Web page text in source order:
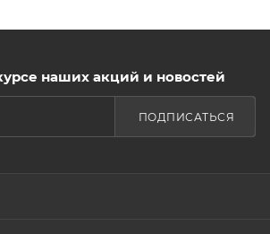
наших акций и новостей
ПОДПИСАТЬСЯ